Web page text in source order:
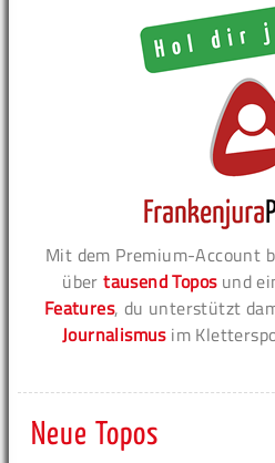
Mit dem Premium-Account
übertausend Toposund
Features, du unterstützt
Journalismusim
Neue Topos